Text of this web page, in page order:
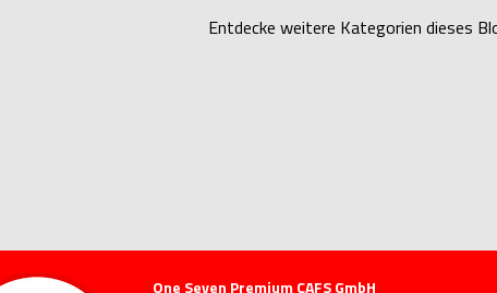
Entdecke weitere Kategorien dieses
One Seven Premium CAFS GmbH